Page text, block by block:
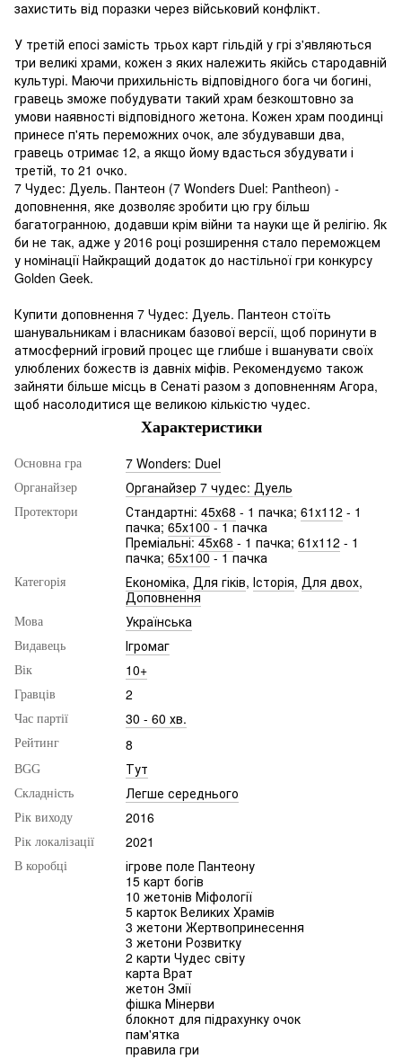
захистить від поразки через військовий конфлікт.
У третій епосі замість трьох карт гільдій у грі з'являються
три великі храми, кожен з яких належить якійсь стародавній
культурі. Маючи прихильність відповідного бога чи богині,
гравець зможе побудувати такий храм безкоштовно за
умови наявності відповідного жетона. Кожен храм поодинці
принесе п'ять переможних очок, але збудувавши два,
гравець отримає 12, а якщо йому вдасться збудувати і
третій, то 21 очко.
7 Чудес: Дуель. Пантеон (7 Wonders Duel: Pantheon) -
доповнення, яке дозволяє зробити цю гру більш
багатогранною, додавши крім війни та науки ще й релігію. Як
би не так, адже у 2016 році розширення стало переможцем
у номінації Найкращий додаток до настільної гри конкурсу
Golden Geek.
Купити доповнення 7 Чудес: Дуель. Пантеон стоїть
шанувальникам і власникам базової версії, щоб поринути в
атмосферний ігровий процес ще глибше і вшанувати своїх
улюблених божеств із давніх міфів. Рекомендуємо також
зайняти більше місць в Сенаті разом з доповненням Агора,
щоб насолодитися ще великою кількістю чудес.
Характеристики
Основна гра 7 Wonders: Duel
Органайзер Органайзер 7 чудес: Дуель
Протектори Стандартні: 45х68 - 1 пачка; 61x112 - 1
пачка; 65х100- 1 пачка
Преміальні:45х68 - 1 пачка; 61x112 - 1
пачка; 65х100- 1 пачка
Категорія Економіка, Для гіків, Історія, Для двох,
Доповнення
Мова Українська
Видавець Ігромаг
Вік 10+
Гравців 2
Час партії 30 - 60 хв.
Рейтинг 8
BGG Тут
Складність Легше середнього
Рік виходу 2016
Рік локалізації 2021
В коробці
ігрове поле Пантеону
15 карт богів
10 жетонів Міфології
5 карток Великих Храмів
3 жетони Жертвопринесення
3 жетони Розвитку
2 карти Чудес світу
карта Врат
жетон Змії
фішка Мінерви
блокнот для підрахунку очок
пам'ятка
правила гри